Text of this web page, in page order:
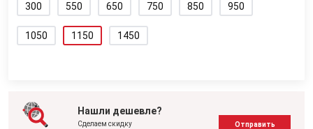
300 550 650 750 850 950
1050 1150 1450
Нашли дешевле?
Сделаем скидку Отправить